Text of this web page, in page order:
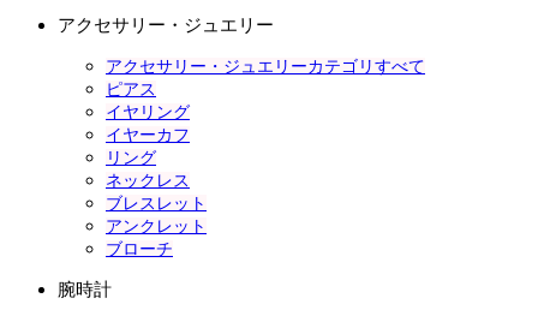
アクセサリー・ジュエリー
アクセサリー・ジュエリーカテゴリすべて
ピアス
イヤリング
イヤーカフ
リング
ネックレス
ブレスレット
アンクレット
ブローチ
腕時計